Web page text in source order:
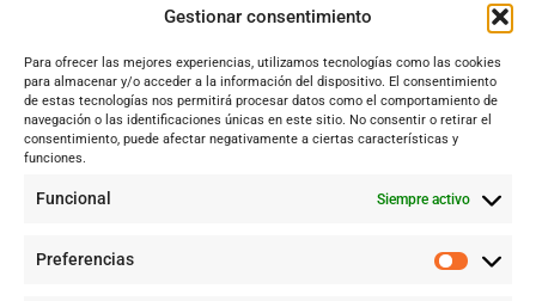
Gestionar consentimiento
Para ofrecer las mejores experiencias, utilizamos tecnologías como las cookies
para almacenar y/o acceder a la información del dispositivo. El consentimiento
de estas tecnologías nos permitirá procesar datos como el comportamiento de
navegación o las identificaciones únicas en este sitio. No consentir o retirar el
consentimiento, puede afectar negativamente a ciertas características y
funciones.
Funcional Siempre activo
Preferencias
Andalucía
Internacional
Tecnología
Sociedad